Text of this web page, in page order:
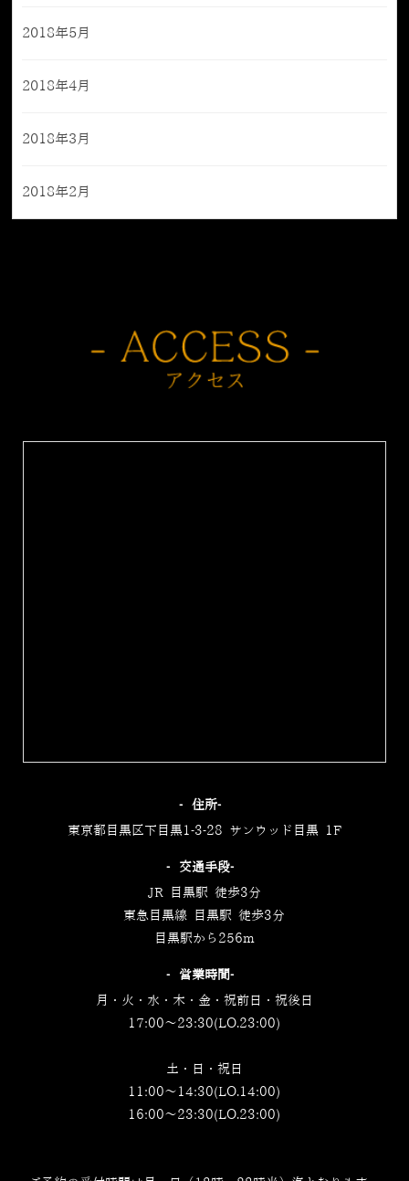
2018年5月
2018年4月
2018年3月
2018年2月
‐住所‐
東京都目黒区下目黒1-3-28 サンウッド目黒 1F
‐交通手段‐
JR 目黒駅 徒歩3分
東急目黒線 目黒駅 徒歩3分
目黒駅から256m
‐営業時間‐
月・火・水・木・金・祝前日・祝後日
17:00～23:30(LO.23:00)
土・日・祝日
11:00～14:30(LO.14:00)
16:00～23:30(LO.23:00)